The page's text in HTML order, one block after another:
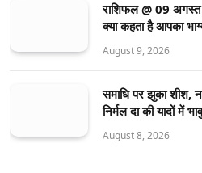
राशिफल @ 09
क्या कहता है आपका
August 9, 2026
समाधि पर झुका
निर्मल दा की यादों में
August 8, 2026